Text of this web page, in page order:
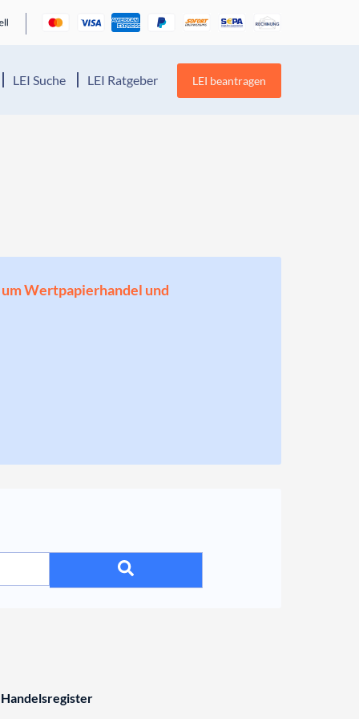
LEI Suche LEI Ratgeber LEI beantragen
Wertpapierhandel und